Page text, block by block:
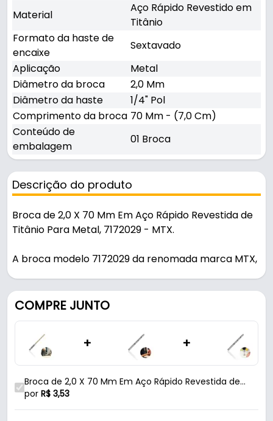
Material
Aço Rápido Revestido em
Titânio
Formato da haste de
encaixe
Sextavado
Aplicação
Metal
Diâmetro da broca
2,0 Mm
Diâmetro da haste
1/4" Pol
Comprimento da broca 70 Mm - (7,0 Cm)
Conteúdo de
embalagem
01 Broca
Descrição do produto
Broca de 2,0 X 70 Mm Em Aço Rápido Revestida de
Titânio Para Metal, 7172029 - MTX.
A broca modelo 7172029 da renomada marca MTX,
excepcional em perfurações de metais. Com um
diâmetro de 2,0 mm e um comprimento total de 70
mm, essa broca é fabricada em aço rápido (HSS),
conhecido por sua resistência e durabilidade em
altas temperaturas. O diferencial desta broca é o
revestimento em titânio, que reduz o atrito durante
a perfuração, aumenta a vida útil da ferramenta e
proporciona um corte mais limpo e eficiente em
COMPRE JUNTO
+ +
Broca de 2,0 X 70 Mm Em Aço Rápido Revestida de
Titânio Com Haste Sextavada Para Metal Mtx
por R$ 3,53